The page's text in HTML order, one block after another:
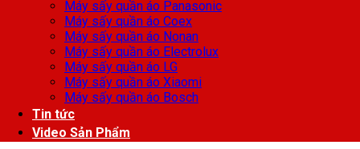
Máy sấy quần áo Panasonic
Máy sấy quần áo Coex
Máy sấy quần áo Nonan
Máy sấy quần áo Electrolux
Máy sấy quần áo LG
Máy sấy quần áo Xiaomi
Máy sấy quần áo Bosch
Tin tức
Video Sản Phẩm